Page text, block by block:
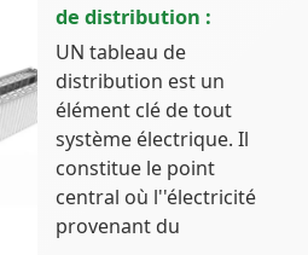
de distribution :
UN tableau de
distribution est un
élément clé de tout
système électrique. Il
constitue le point
central où l''électricité
provenant du